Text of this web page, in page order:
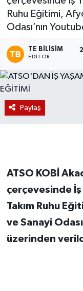
Ruhu Eğitimi,
Odası’nın
TE BILISIM
EDITÖR
Paylaş
ATSO KOBİ
çerçevesinde İş
Takım Ruhu
ve Sanayi
üzerinden
Ekonomi
Magazin
Etkinlikler